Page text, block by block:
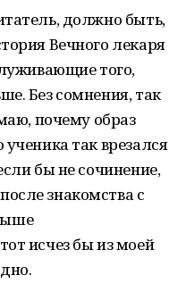
должно быть,
Вечного лекаря
того,
Без сомнения, так
почему образ
ученика так врезался
бы не сочинение,
знакомства с
исчез бы из моей